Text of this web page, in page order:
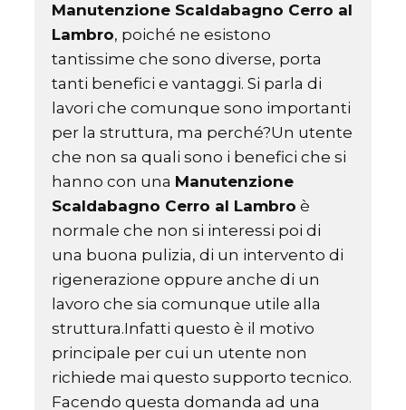
Manutenzione Scaldabagno Cerro al
Lambro, poiché ne esistono
tantissime che sono diverse, porta
tanti benefici e vantaggi. Si parla di
lavori che comunque sono importanti
per la struttura, ma perché?Un utente
che non sa quali sono i benefici che si
hanno con una Manutenzione
Scaldabagno Cerro al Lambro è
normale che non si interessi poi di
una buona pulizia, di un intervento di
rigenerazione oppure anche di un
lavoro che sia comunque utile alla
struttura.Infatti questo è il motivo
principale per cui un utente non
richiede mai questo supporto tecnico.
Facendo questa domanda ad una